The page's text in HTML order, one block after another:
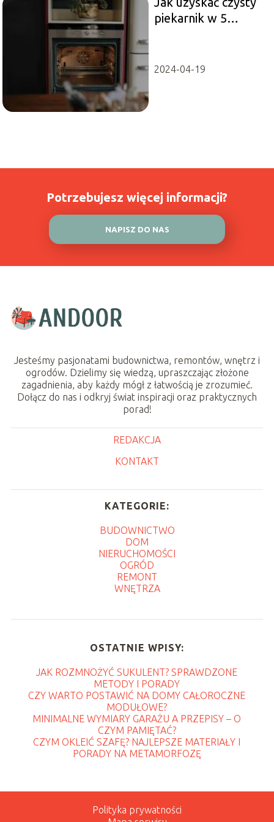
piekarnik w 5
metody!
2024-04-19
Potrzebujesz więcej informacji?
NAPISZ DO NAS
Jesteśmy pasjonatami budownictwa, remontów, wnętrz i
ogrodów. Dzielimy się wiedzą, upraszczając złożone
zagadnienia, aby każdy mógł z łatwością je zrozumieć.
Dołącz do nas i odkryj świat inspiracji oraz praktycznych
porad!
REDAKCJA
KONTAKT
KATEGORIE:
BUDOWNICTWO
DOM
NIERUCHOMOŚCI
OGRÓD
REMONT
WNĘTRZA
OSTATNIE WPISY:
JAK ROZMNOŻYĆ SUKULENT? SPRAWDZONE
METODY I PORADY
CZY WARTO POSTAWIĆ NA DOMY CAŁOROCZNE
MODUŁOWE?
MINIMALNE WYMIARY GARAŻU A PRZEPISY – O
CZYM PAMIĘTAĆ?
CZYM OKLEIĆ SZAFĘ? NAJLEPSZE MATERIAŁY I
PORADY NA METAMORFOZĘ
Polityka prywatności